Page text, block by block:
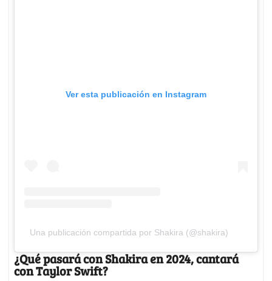
Ver esta publicación en Instagram
Una publicación compartida por Shakira (@shakira)
¿Qué pasará con Shakira en 2024, cantará
con Taylor Swift?